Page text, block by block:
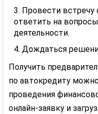
Провести
ответить на
деятельности.
Дождаться
Получить
по автокредитуможно
проведения
онлайн-заявку и